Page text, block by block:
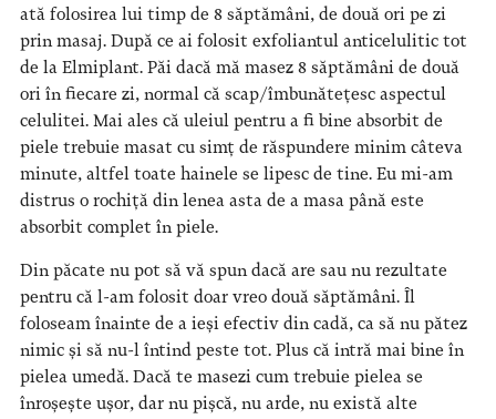
ată folosirea lui timp de 8 săptămâni, de două ori pe zi
prin masaj. După ce ai folosit exfoliantul anticelulitic tot
de la Elmiplant. Păi dacă mă masez 8 săptămâni de două
ori în fiecare zi, normal că scap/îmbunătețesc aspectul
celulitei. Mai ales că uleiul pentru a fi bine absorbit de
piele trebuie masat cu simț de răspundere minim câteva
minute, altfel toate hainele se lipesc de tine. Eu mi-am
distrus o rochiță din lenea asta de a masa până este
absorbit complet în piele.
Din păcate nu pot să vă spun dacă are sau nu rezultate
pentru că l-am folosit doar vreo două săptămâni. Îl
foloseam înainte de a ieși efectiv din cadă, ca să nu pătez
nimic și să nu-l întind peste tot. Plus că intră mai bine în
pielea umedă. Dacă te masezi cum trebuie pielea se
înroșește ușor, dar nu pișcă, nu arde, nu există alte